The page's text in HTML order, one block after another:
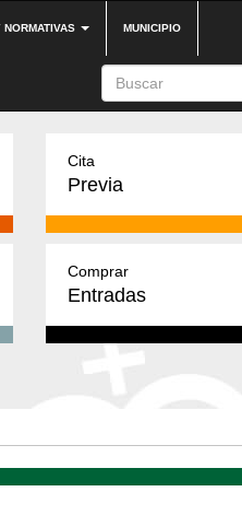
MUNICIPIO
Cita
Previa
Comprar
Entradas